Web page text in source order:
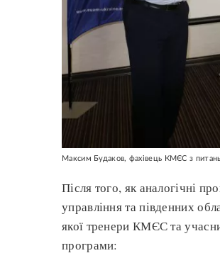
Максим Будаков, фахівець КМЄС з питань
Після того, як аналогічні
управління та південних
якої тренери КМЄС та
програми: